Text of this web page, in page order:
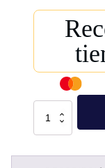
Toalla
Interdoblada